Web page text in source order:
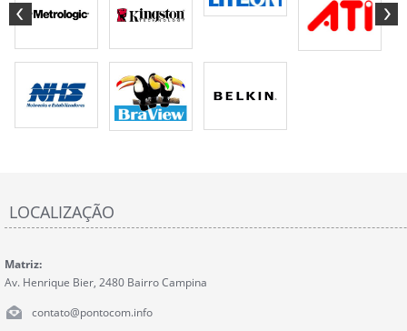
LOCALIZAÇÃO
Matriz:
Av. Henrique Bier, 2480 Bairro Campina
contato@pontocom.info